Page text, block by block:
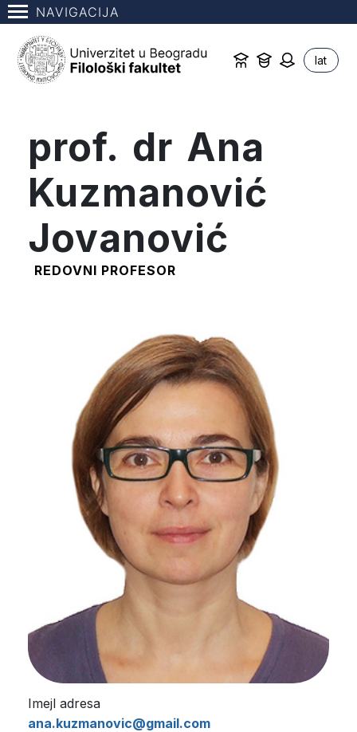
NAVIGACIJA
lat
prof. dr Ana
Kuzmanović
Jovanović
REDOVNI PROFESOR
Imejl adresa
ana.kuzmanovic@gmail.com